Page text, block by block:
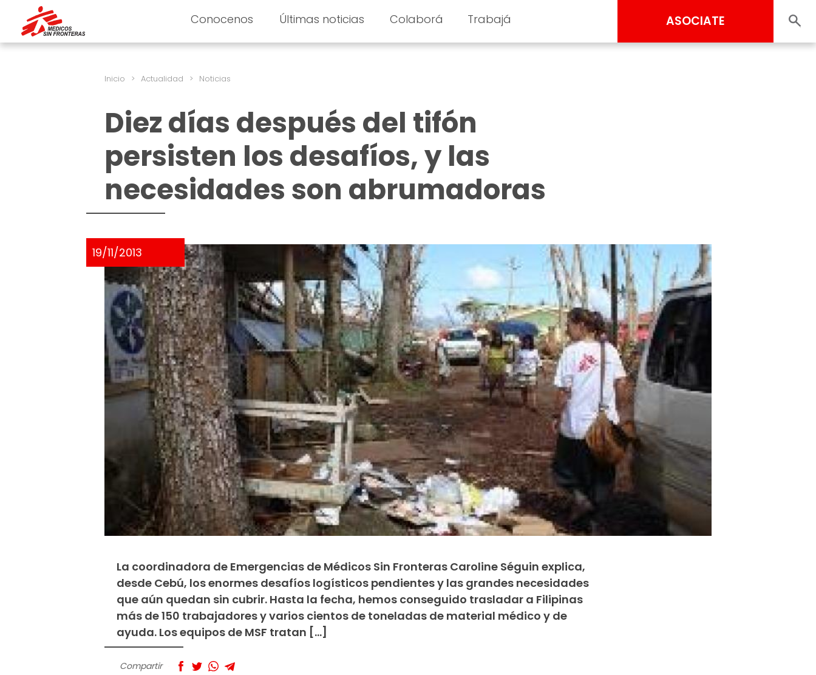
Conocenos Últimas noticias Colaborá Trabajá ASOCIATE
Inicio > Actualidad > Noticias
Diez días después del tifón
persisten los desafíos, y las
necesidades son abrumadoras
19/11/2013
La coordinadora de Emergencias de Médicos Sin Fronteras Caroline Séguin explica,
desde Cebú, los enormes desafíos logísticos pendientes y las grandes necesidades
que aún quedan sin cubrir. Hasta la fecha, hemos conseguido trasladar a Filipinas
más de 150 trabajadores y varios cientos de toneladas de material médico y de
ayuda. Los equipos de MSF tratan […]
Compartir